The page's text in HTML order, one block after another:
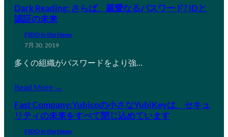
Dark Reading: さらば、親愛なるパスワード? IDと
認証の未来
FIDO in the News
7月 30, 2019
多くの組織がパスワードをより強…
Read More →
Fast Company:Yubicoの小さなYubiKeyは、セキュ
リティの未来をすべて閉じ込めています
FIDO in the News